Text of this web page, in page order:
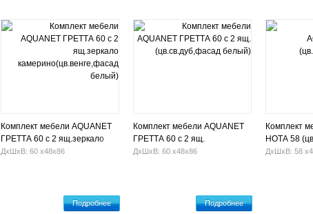
Комплект мебели AQUANET
ГРЕТТА 60 с 2 ящ.зеркало
камерино(цв.венге,фасад
ДхШхВ: 60 х48х86
Подробнее
Комплект мебели AQUANET
ГРЕТТА 60 с 2 ящ.
(цв.св.дуб,фасад белый)
ДхШхВ: 60 х48х86
Подробнее
Комплект
НОТА 58
камерино)
ДхШхВ: 58